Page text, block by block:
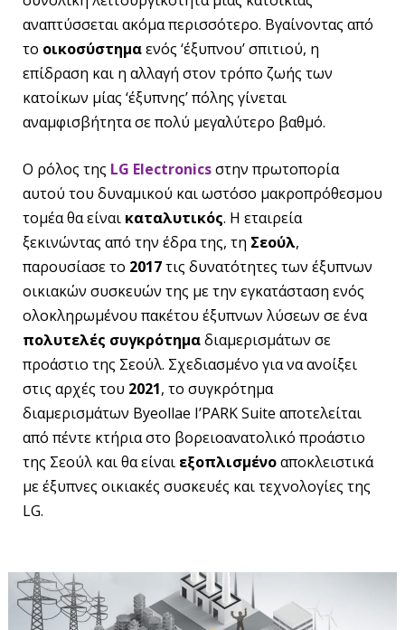
αναπτύσσεται ακόμα περισσότερο. Βγαίνοντας από
το οικοσύστημαενός ‘έξυπνου’ σπιτιού, η
επίδραση και η αλλαγή στον τρόπο ζωής των
κατοίκων μίας ‘έξυπνης’ πόλης γίνεται
αναμφισβήτητα σε πολύ μεγαλύτερο βαθμό.
Ο ρόλος της LG Electronicsστην πρωτοπορία
αυτού του δυναμικού και ωστόσο μακροπρόθεσμου
τομέα θα είναι καταλυτικός. Η εταιρεία
ξεκινώντας από την έδρα της, τη Σεούλ,
παρουσίασε το 2017τις δυνατότητες των έξυπνων
οικιακών συσκευών της με την εγκατάσταση ενός
ολοκληρωμένου πακέτου έξυπνων λύσεων σε ένα
πολυτελές συγκρότημαδιαμερισμάτων σε
προάστιο της Σεούλ. Σχεδιασμένο για να ανοίξει
στις αρχές του 2021, το συγκρότημα
διαμερισμάτων Byeollae I’PARK Suite αποτελείται
από πέντε κτήρια στο βορειοανατολικό προάστιο
της Σεούλ και θα είναι εξοπλισμένοαποκλειστικά
με έξυπνες οικιακές συσκευές και τεχνολογίες της
LG.